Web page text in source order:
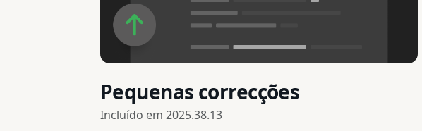
Pequenas correcções
Incluído em 2025.38.13